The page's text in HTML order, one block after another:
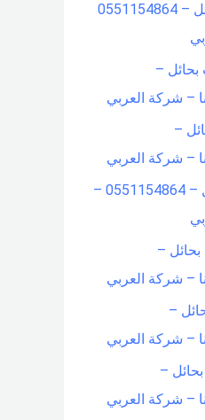
وايت صرف صحي حائل – 0551154864
–
–
شركة جلي بلاط بحائل – 0551154864 –
–
–
–